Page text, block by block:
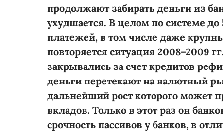
продолжают забирать деньги из
ухудшается. В целом по системе
платежей, в том числе даже
повторяется ситуация 2008–2009
закрывались за счет кредитов
деньги перетекают на валютный
дальнейший рост которого может
вкладов. Только в этот раз он
срочность пассивов у банков, в